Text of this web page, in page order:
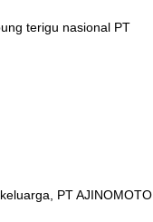
terigu nasional PT
PT AJINOMOTO